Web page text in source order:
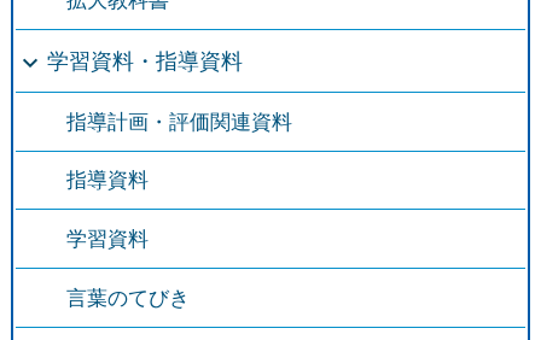
学習資料・指導資料
指導計画・評価関連資料
指導資料
学習資料
言葉のてびき